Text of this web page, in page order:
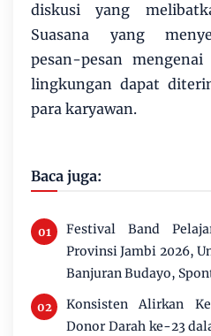
diskusi yang
Suasana yang
pesan-pesan
lingkungan dapat
para karyawan.
Baca juga:
Festival Band
Provinsi Jambi 2026,
Banjuran Budayo,
Konsisten Alirkan
Donor Darah ke-23